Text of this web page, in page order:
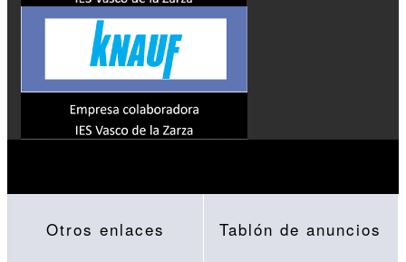
Otros enlaces Tablón de anuncios